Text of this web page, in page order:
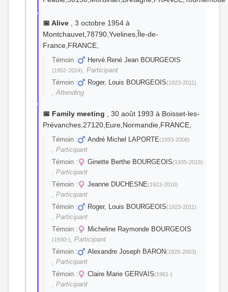
📅 Alive , 3 octobre 1954 à
Montchauvet,78790,Yvelines,Île-de-
France,FRANCE,
Témoin : Hervé René Jean BOURGEOIS
(1952-2024), Participant
Témoin :
Roger, Louis BOURGEOIS(1923-2011)
, Attending
📅 Family meeting , 30 août 1993 à Boisset-les-
Prévanches,27120,Eure,Normandie,FRANCE,
Témoin : André Michel LAPORTE(1933-2008)
, Participant
Témoin :
Ginette Berthe BOURGEOIS(1935-2015)
, Participant
Témoin :
Jeanne DUCHESNE(1923-2010)
, Participant
Témoin :
Roger, Louis BOURGEOIS(1923-2011)
, Participant
Témoin :
Micheline Raymonde BOURGEOIS
(1930-), Participant
Témoin :
Alexandre Joseph BARON(1925-2003)
, Participant
Témoin :
Claire Marie GERVAIS(1961-)
, Participant